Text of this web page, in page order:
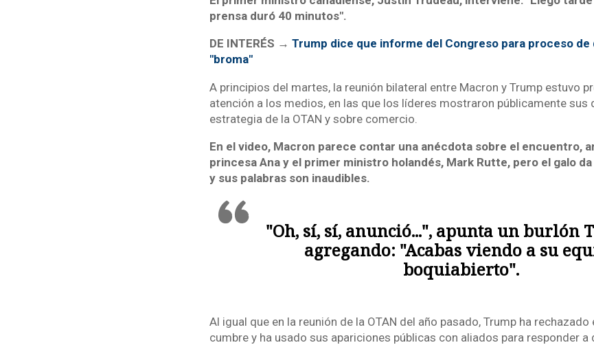
prensa duró 40 minutos".
DE INTERÉS → Trump dice que informe del Congreso para proceso
"broma"
A principios del martes, la reunión bilateral entre Macron y Trump estuvo
atención a los medios, en las que los líderes mostraron públicamente sus
estrategia de la OTAN y sobre comercio.
En el video, Macron parece contar una anécdota sobre el encuentro,
princesa Ana y el primer ministro holandés, Mark Rutte, pero el galo da
y sus palabras son inaudibles.
"Oh, sí, sí, anunció...", apunta un burlón
agregando: "Acabas viendo a su
boquiabierto".
Al igual que en la reunión de la OTAN del año pasado, Trump ha
cumbre y ha usado sus apariciones públicas con aliados para responder a